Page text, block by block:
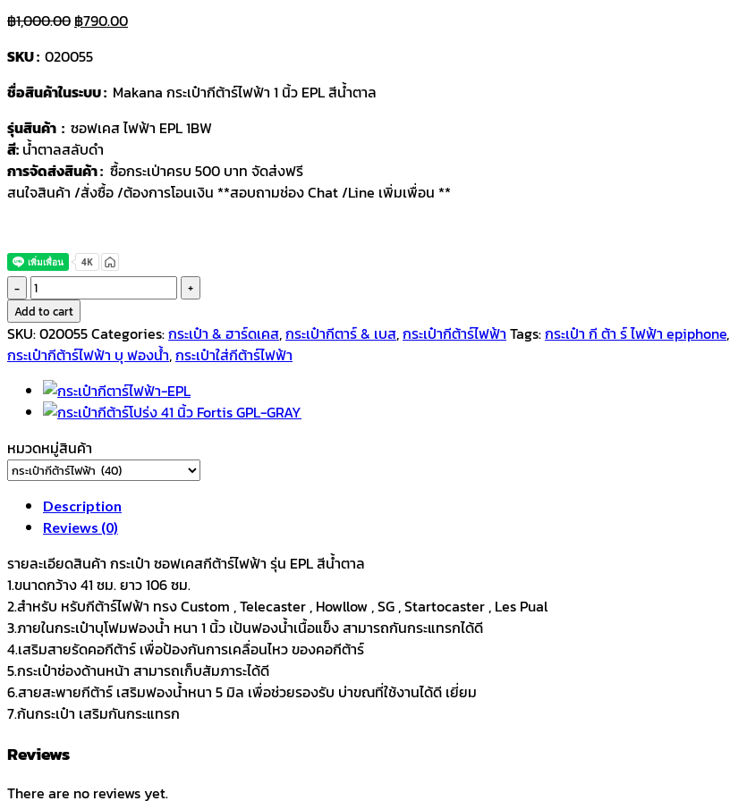
฿1,000.00 Original
was:
฿1,000.00.
฿790.00Current
฿790.00.
SKU : 020055
ชื่อสินค้าในระบบ : Makana กระเป๋ากีต้าร์ไฟฟ้า 1 นิ้ว EPL สีน้ำตาล
รุ่นสินค้า : ซอฟเคส ไฟฟ้า EPL 1BW
สี: น้ำตาลสลับดำ
การจัดส่งสินค้า : ซื้อกระเป่าครบ 500 บาท จัดส่งฟรี
สนใจสินค้า /สั่งซื้อ /ต้องการโอนเงิน **สอบถามช่อง Chat /Line เพิ่มเพื่อน **
Makana
กระเป๋า
กีตาร์
ไฟฟ้า
นิ้ว
MPL
น้ำตาล
quantity
Add to cart
SKU:020055Categories:กระเป๋า & ฮาร์ดเคส,กระเป๋ากีตาร์ & เบส,กระเป๋ากีต้าร์ไฟฟ้า Tags:กระเป๋า กี ต้า ร์ ไฟฟ้า epiphone,
กระเป๋ากีต้าร์ไฟฟ้า บุ ฟองน้ํา,กระเป๋าใส่กีต้าร์ไฟฟ้า
หมวดหมู่สินค้า
Description
Reviews (0)
รายละเอียดสินค้า กระเป๋า ซอฟเคสกีต้าร์ไฟฟ้า รุ่น EPL สีน้ำตาล
1.ขนาดกว้าง 41 ซม. ยาว 106 ซม.
2.สำหรับ หรับกีต้าร์ไฟฟ้า ทรง Custom , Telecaster , Howllow , SG , Startocaster , Les Pual
3.ภายในกระเป๋าบุโฟมฟองน้ำ หนา 1 นิ้ว เป้นฟองน้ำเนื้อแข็ง สามารถกันกระแทรกได้ดี
4.เสริมสายรัดคอกีต้าร์ เพื่อป้องกันการเคลื่อนไหว ของคอกีต้าร์
5.กระเป๋าช่องด้านหน้า สามารถเก็บสัมภาระได้ดี
6.สายสะพายกีต้าร์ เสริมฟองน้ำหนา 5 มิล เพื่อช่วยรองรับ บ่าขณที่ใช้งานได้ดี เยี่ยม
7.ก้นกระเป๋า เสริมกันกระแทรก
Reviews
There are no reviews yet.